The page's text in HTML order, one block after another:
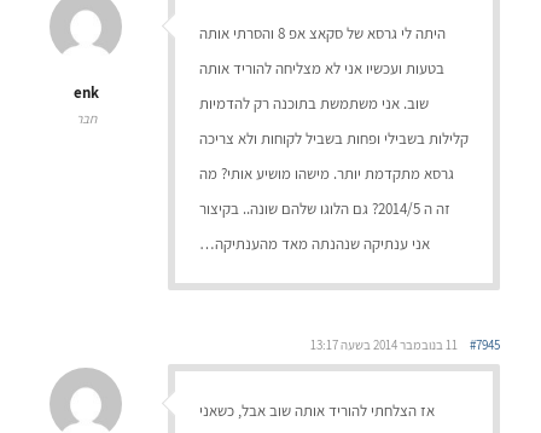
enk
חבר
היתה לי גרסא של סקאצ אפ 8 והסרתי אותה
בטעות ועכשיו אני לא מצליחה להוריד אותה
שוב. אני משתמשת בתוכנה רק להדמיות
קלילות בשבילי ופחות בשביל לקוחות ולא צריכה
גרסא מתקדמת יותר. מישהו מושיע אותי? מה
זה ה 2014/5? גם הלוגו שלהם שונה.. בקיצור
אני ענתיקה שנהנתה מאד מהענתיקה…
11 בנובמבר 2014 בשעה 13:17 #7945
אז הצלחתי להוריד אותה שוב אבל, כשאני